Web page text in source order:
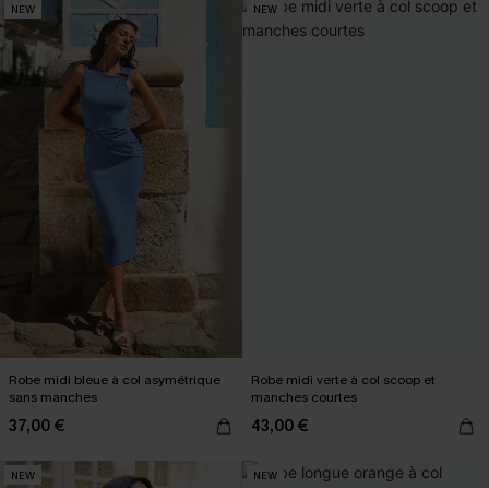
NEW
Robe midi bleue à col asymétrique
sans manches
37,00 €
NEW
Robe midi verte à col scoop et
manches courtes
43,00 €
NEW NEW